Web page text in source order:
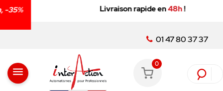
Livraison rapide en48h!
01 47 80 37 37
menu
0